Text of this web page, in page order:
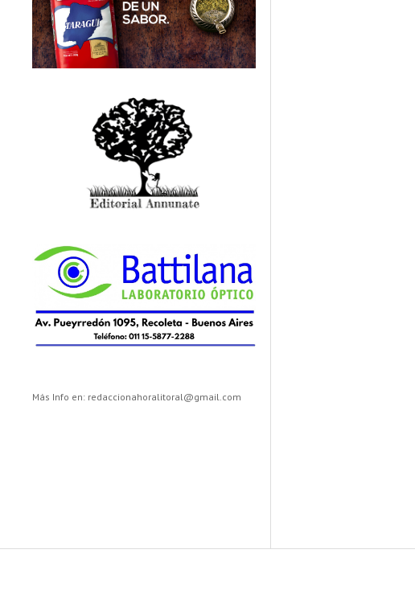
Más Info en: redaccionahoralitoral@gmail.com